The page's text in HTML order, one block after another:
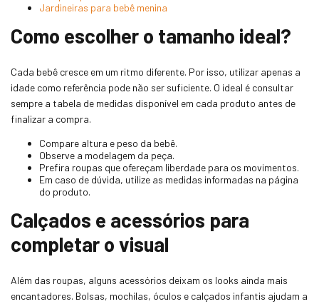
Jardineiras para bebê menina
Como escolher o tamanho ideal?
Cada bebê cresce em um ritmo diferente. Por isso, utilizar apenas a
idade como referência pode não ser suficiente. O ideal é consultar
sempre a tabela de medidas disponível em cada produto antes de
finalizar a compra.
Compare altura e peso da bebê.
Observe a modelagem da peça.
Prefira roupas que ofereçam liberdade para os movimentos.
Em caso de dúvida, utilize as medidas informadas na página
do produto.
Calçados e acessórios para
completar o visual
Além das roupas, alguns acessórios deixam os looks ainda mais
encantadores. Bolsas, mochilas, óculos e calçados infantis ajudam a